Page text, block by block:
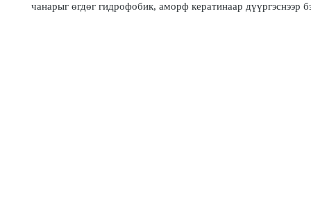
чанарыг өгдөг гидрофобик, аморф кератинаар дүүргэснээр